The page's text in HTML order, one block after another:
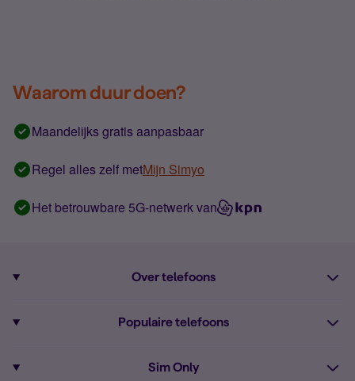
Waarom duur doen?
Maandelijks gratis aanpasbaar
Regel alles zelf metMijn Simyo
Het betrouwbare 5G-netwerk van
Over telefoons
Alle telefoons
Populaire telefoons
Sim Only